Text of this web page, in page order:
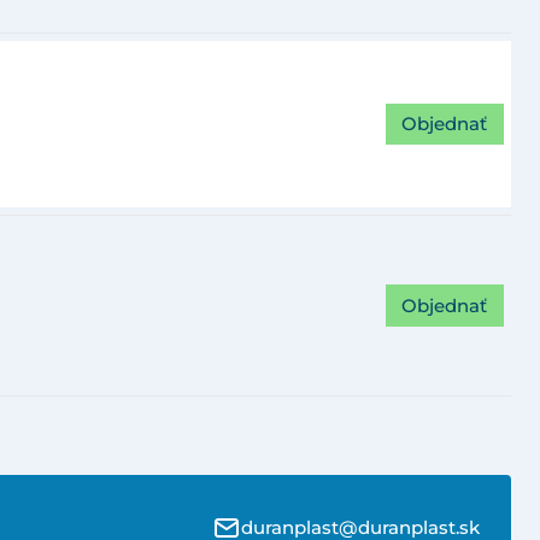
Objednať
Objednať
duranplast@duranplast.sk